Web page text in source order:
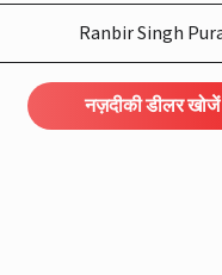
नज़दीकी डीलर खोजें